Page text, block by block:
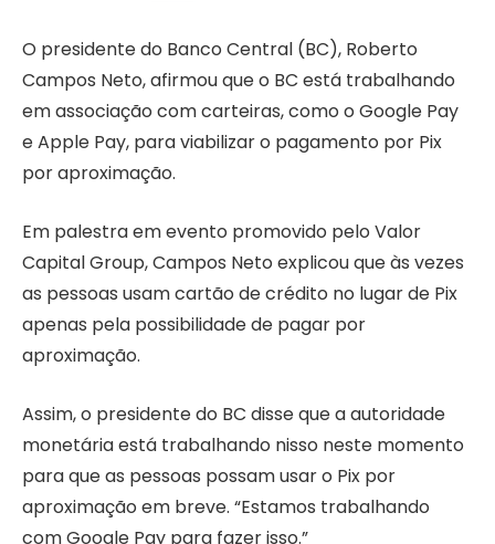
O presidente do Banco Central (BC), Roberto
Campos Neto, afirmou que o BC está trabalhando
em associação com carteiras, como o Google Pay
e Apple Pay, para viabilizar o pagamento por Pix
por aproximação.
Em palestra em evento promovido pelo Valor
Capital Group, Campos Neto explicou que às vezes
as pessoas usam cartão de crédito no lugar de Pix
apenas pela possibilidade de pagar por
aproximação.
Assim, o presidente do BC disse que a autoridade
monetária está trabalhando nisso neste momento
para que as pessoas possam usar o Pix por
aproximação em breve. “Estamos trabalhando
com Google Pay para fazer isso.”